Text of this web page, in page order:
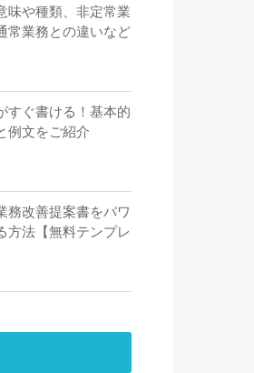
味や種類、非定常業
常業務との違いなど
すぐ書ける！基本的
例文をご紹介
務改善提案書をパワ
方法【無料テンプレ